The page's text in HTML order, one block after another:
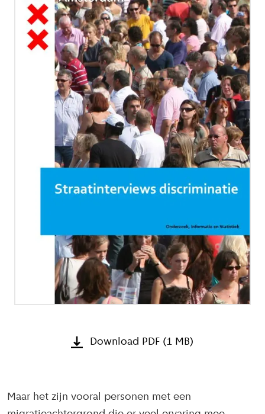
Download PDF (1 MB)
Maar het zijn vooral personen met een